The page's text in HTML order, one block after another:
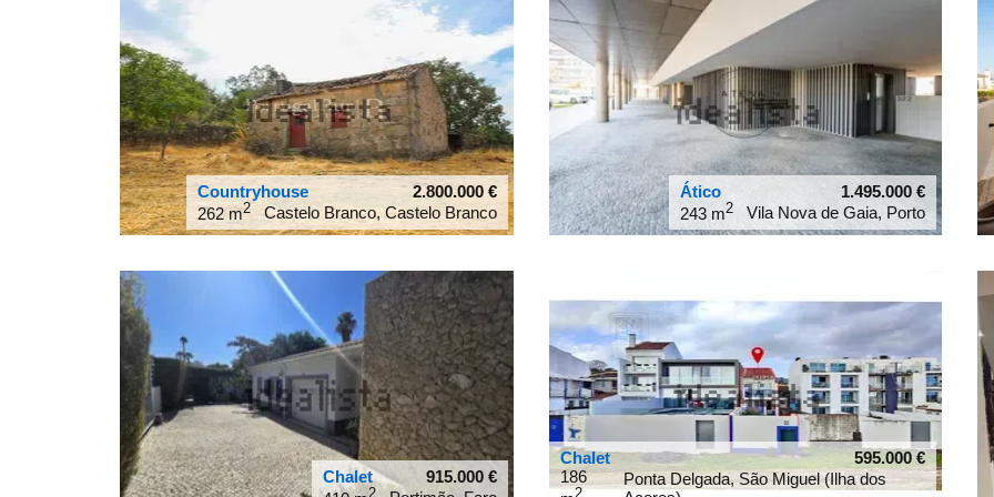
Countryhouse 2.800.000 €
262 m2
Castelo Branco, Castelo Branco
39.8257
-7.49437
Ático 1.495.000€
243 m2
Vila Nova de Gaia, Porto
41.1349
-8.66704
Chalet 915.000 €
2
Chalet 595.000€
186
2
Ponta Delgada, São Miguel (Ilha dos